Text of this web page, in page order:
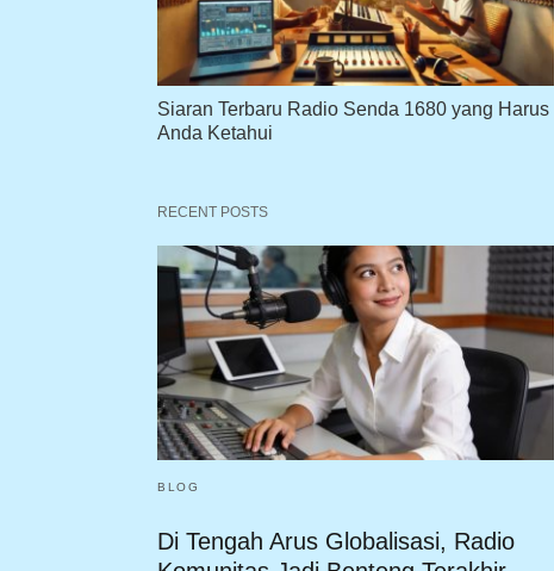
Siaran Terbaru Radio Senda 1680 yang Harus
Anda Ketahui
RECENT POSTS
BLOG
Di Tengah Arus Globalisasi, Radio